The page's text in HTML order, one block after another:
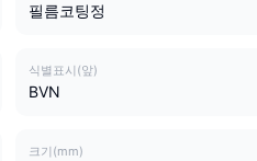
필름코팅정
식별표시(앞)
BVN
크기(mm)